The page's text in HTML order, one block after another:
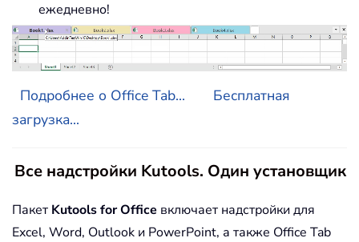
ежедневно!
Подробнее о Office Tab...
Бесплатная
загрузка...
Все надстройки Kutools. Один установщик
Пакет Kutools for Office включает надстройки для
Excel, Word, Outlook и PowerPoint, а также Office Tab